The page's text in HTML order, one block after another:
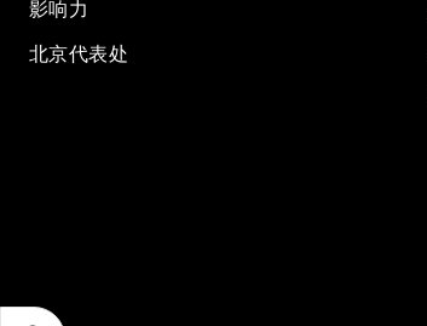
影响力
北京代表处